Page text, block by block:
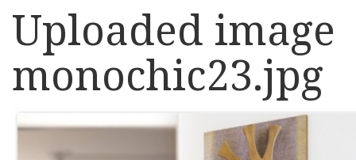
Uploaded image
monochic23.jpg